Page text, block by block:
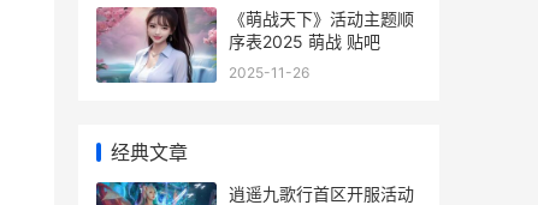
《萌战天下》活动主题顺
序表2025 萌战 贴吧
2025-11-26
经典文章
逍遥九歌行首区开服活动